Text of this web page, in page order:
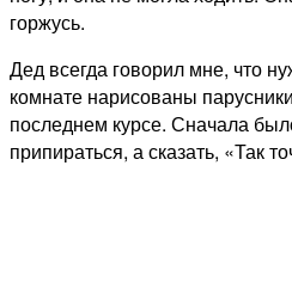
горжусь.
Дед всегда говорил мне, что
комнате нарисованы
последнем курсе. Сначала
припираться, а сказать, «Так